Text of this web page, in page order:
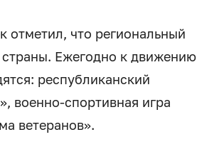
что региональный
Ежегодно к движению
республиканский
военно-спортивная игра
ветеранов».